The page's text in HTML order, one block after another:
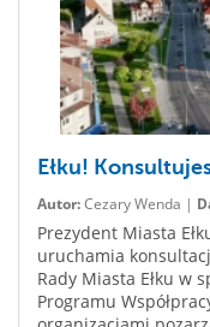
Ełku!
Autor:Cezary Wenda |
Prezydent Miasta
uruchamia
Rady Miasta Ełku w
Programu